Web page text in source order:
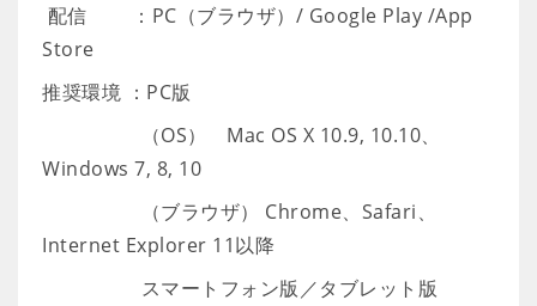
配信 ：PC（ブラウザ）/ Google Play /App
Store
推奨環境 ：PC版
（OS） Mac OS X 10.9, 10.10、
Windows 7, 8, 10
（ブラウザ） Chrome、Safari、
Internet Explorer 11以降
スマートフォン版／タブレット版